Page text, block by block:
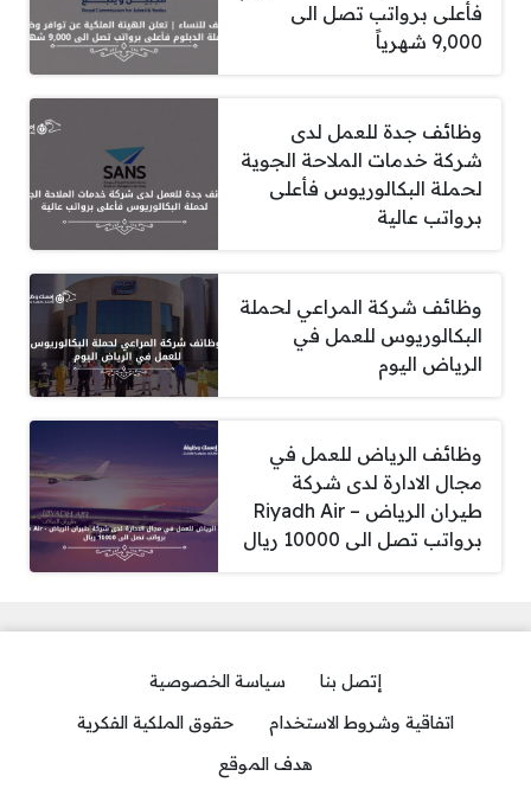
فأعلى برواتب تصل الى
9,000 شهرياً
وظائف جدة للعمل لدى
شركة خدمات الملاحة الجوية
لحملة البكالوريوس فأعلى
برواتب عالية
وظائف شركة المراعي لحملة
البكالوريوس للعمل في
الرياض اليوم
وظائف الرياض للعمل في
مجال الادارة لدى شركة
طيران الرياض – Riyadh Air
برواتب تصل الى 10000 ريال
إتصل بنا
سياسة الخصوصية
اتفاقية وشروط الاستخدام
حقوق الملكية الفكرية
هدف الموقع